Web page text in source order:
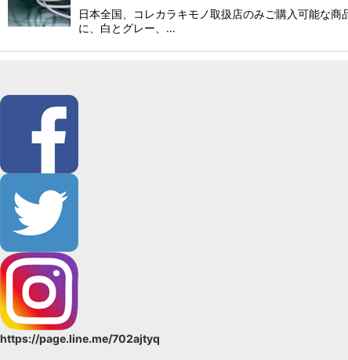
日本全国、コレカラキモノ取扱店のみご購入可能な
に、白とグレー、…
https://page.line.me/702ajtyq